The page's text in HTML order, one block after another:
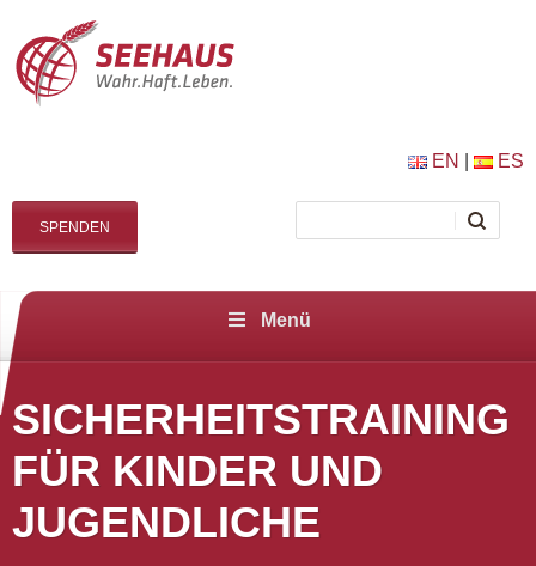
EN ES
SPENDEN
Menü
SICHERHEITSTRAINING
FÜR KINDER UND
JUGENDLICHE